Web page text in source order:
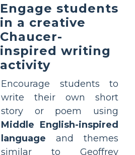
Engage students
in a creative
Chaucer-
inspired writing
activity
Encourage students to
write their own short
story or poem using
Middle English-inspired
language and themes
similar to Geoffrey